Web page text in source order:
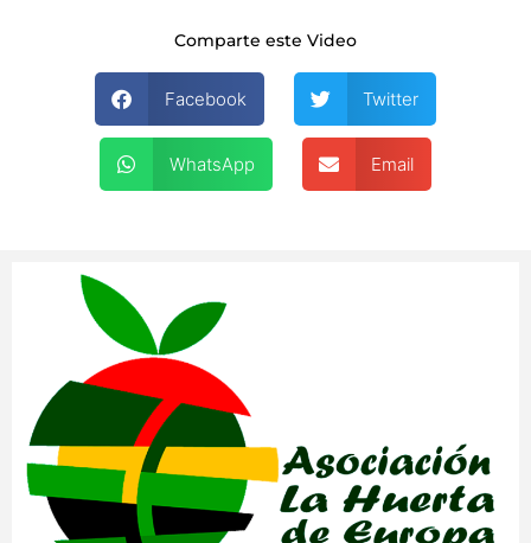
Comparte este Video
Facebook Twitter
WhatsApp Email